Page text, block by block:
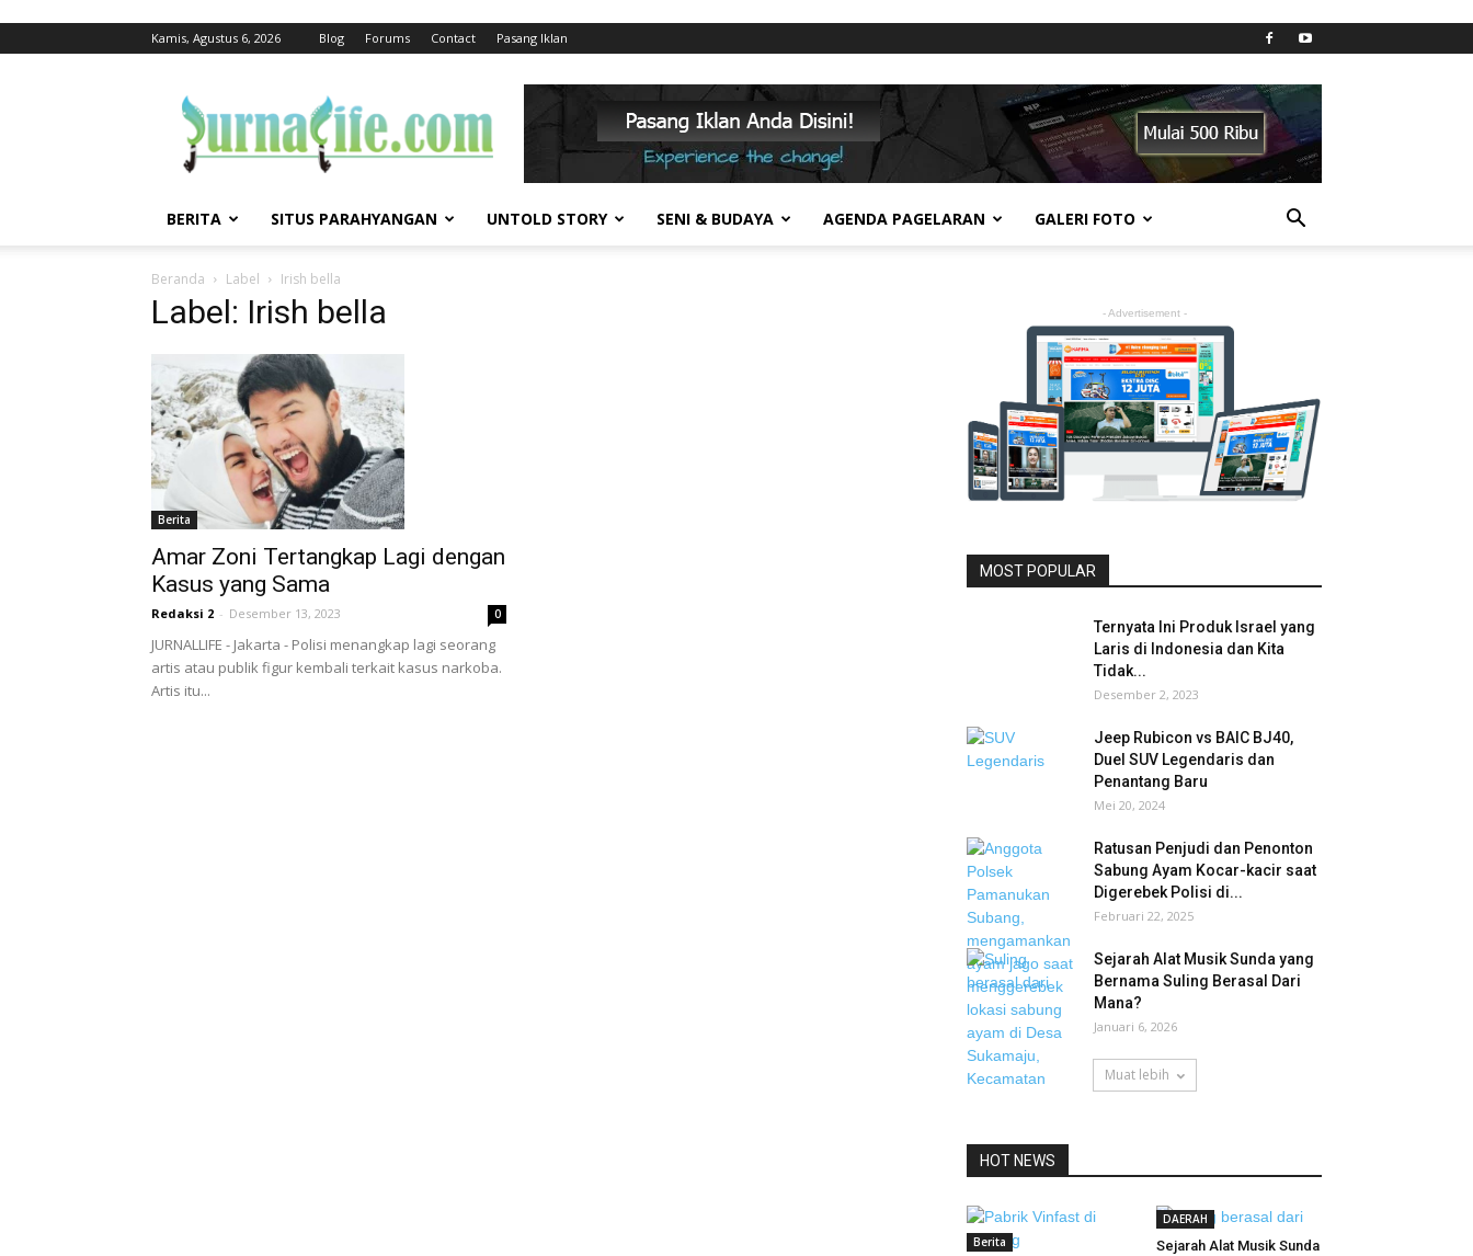
Kamis, Agustus 6, 2026 Blog Forums Contact Pasang Iklan
BERITA SITUS PARAHYANGAN UNTOLD STORY SENI & BUDAYA AGENDA PAGELARAN GALERI FOTO
Beranda Label Irish bella
Label: Irish bella
Berita
Amar Zoni Tertangkap Lagi dengan
Kasus yang Sama
Redaksi 2 - Desember 13, 2023 0
JURNALLIFE - Jakarta - Polisi menangkap lagi seorang
artis atau publik figur kembali terkait kasus narkoba.
Artis itu...
- Advertisement -
MOST POPULAR
Ternyata Ini Produk Israel yang
Laris di Indonesia dan Kita
Tidak...
Desember 2, 2023
Jeep Rubicon vs BAIC BJ40,
Duel SUV Legendaris dan
Penantang Baru
Mei 20, 2024
Ratusan Penjudi dan Penonton
Sabung Ayam Kocar-kacir saat
Digerebek Polisi di...
Februari 22, 2025
Sejarah Alat Musik Sunda yang
Bernama Suling Berasal Dari
Mana?
Januari 6, 2026
Muat lebih
HOT NEWS
Berita
DAERAH
Sejarah Alat Musik Sunda